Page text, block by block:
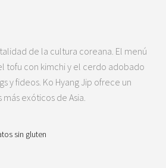
de la cultura coreana. El menú
tofu con kimchi y el cerdo adobado
y fideos. Ko Hyang Jip ofrece un
exóticos de Asia.
sin gluten